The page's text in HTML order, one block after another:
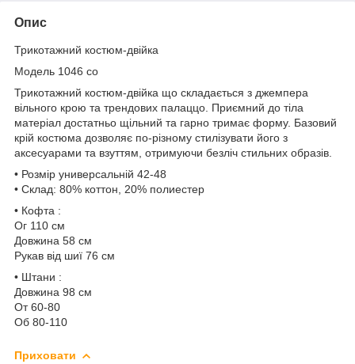
Опис
Трикотажний костюм-двійка
Модель 1046 со
Трикотажний костюм-двійка що складається з джемпера
вільного крою та трендових палаццо. Приємний до тіла
матеріал достатньо щільний та гарно тримає форму. Базовий
крій костюма дозволяє по-різному стилізувати його з
аксесуарами та взуттям, отримуючи безліч стильних образів.
• Розмір универсальній 42-48
• Склад: 80% коттон, 20% полиестер
• Кофта :
Ог 110 см
Довжина 58 см
Рукав від шиї 76 см
• Штани :
Довжина 98 см
От 60-80
Об 80-110
Приховати